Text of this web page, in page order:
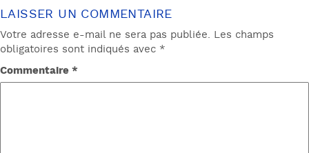
L’ARTICLE
LAISSER UN COMMENTAIRE
Votre adresse e-mail ne sera pas publiée. Les champs
obligatoires sont indiqués avec *
Commentaire*